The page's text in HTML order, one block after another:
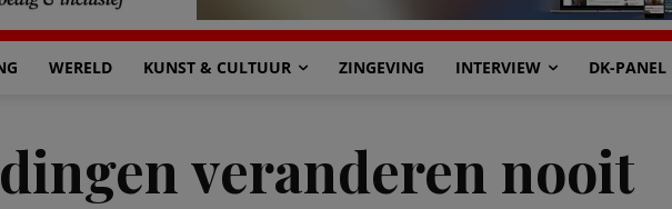
WERELD KUNST & CULTUUR ZINGEVING INTERVIEW DK-PANEL
veranderen nooit